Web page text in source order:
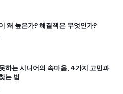
왜 높은가? 해결책은 무엇인가?
하는 시니어의 속마음, 4가지 고민과
는 법